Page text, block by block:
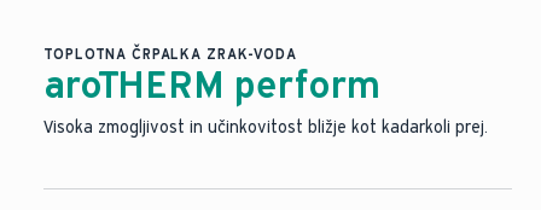
TOPLOTNA ČRPALKA ZRAK-VODA
aroTHERM perform
Visoka zmogljivost in učinkovitost bližje kot kadarkoli prej.